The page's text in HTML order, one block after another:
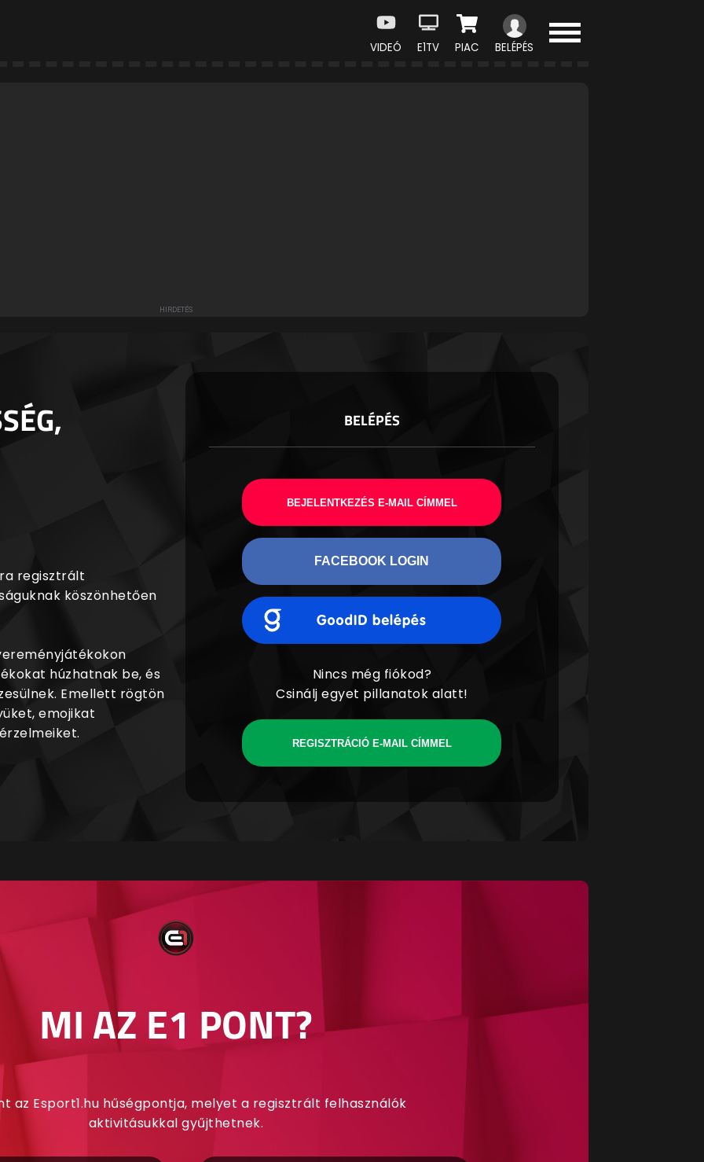
VIDEÓ E1TV PIAC BELÉPÉS
regisztrált
köszönhetően
húzhatnak be, és
Emellett rögtön
emojikat
BELÉPÉS
BEJELENTKEZÉS E-MAIL CÍMMEL
FACEBOOK LOGIN
Nincs még fiókod?
Csinálj egyet pillanatok alatt!
REGISZTRÁCIÓ E-MAIL CÍMMEL
MI AZ E1 PONT?
az Esport1.hu hűségpontja, melyet a regisztrált felhasználók
aktivitásukkal gyűjthetnek.